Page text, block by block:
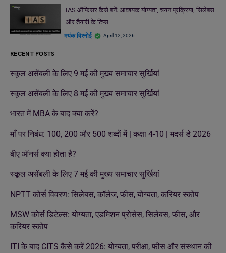
IAS ऑफिसर कैसे बनें: आवश्यक योग्यता, चयन प्रक्रिया, सिलेबस
और तैयारी के टिप्स
मयंक विश्नोई April 12, 2026
RECENT POSTS
स्कूल असेंबली के लिए 9 मई की मुख्य समाचार सुर्खियां
स्कूल असेंबली के लिए 8 मई की मुख्य समाचार सुर्खियां
भारत में MBA के बाद क्या करें?
माँ पर निबंध: 100, 200 और 500 शब्दों में | कक्षा 4-10 | मदर्स डे 2026
बीए ऑनर्स क्या होता है?
स्कूल असेंबली के लिए 7 मई की मुख्य समाचार सुर्खियां
NPTT कोर्स विवरण: सिलेबस, कॉलेज, फीस, योग्यता, करियर स्कोप
MSW कोर्स डिटेल्स: योग्यता, एडमिशन प्रोसेस, सिलेबस, फीस, और
करियर स्कोप
ITI के बाद CITS कैसे करें 2026: योग्यता, परीक्षा, फीस और संस्थान की